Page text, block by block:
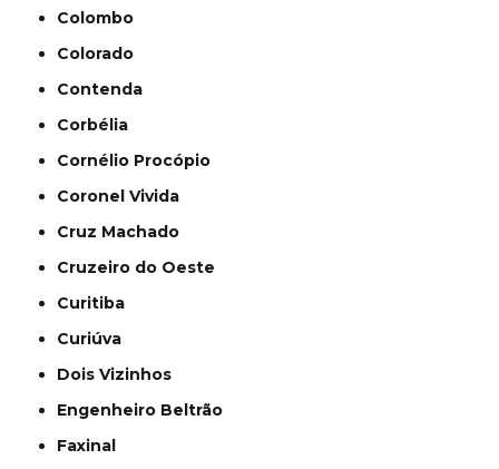
Colombo
Colorado
Contenda
Corbélia
Cornélio Procópio
Coronel Vivida
Cruz Machado
Cruzeiro do Oeste
Curitiba
Curiúva
Dois Vizinhos
Engenheiro Beltrão
Faxinal